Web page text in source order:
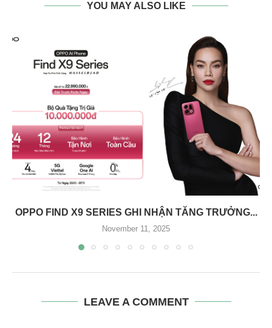
YOU MAY ALSO LIKE
OPPO FIND X9 SERIES GHI NHẬN TĂNG TRƯỞNG...
November 11, 2025
LEAVE A COMMENT